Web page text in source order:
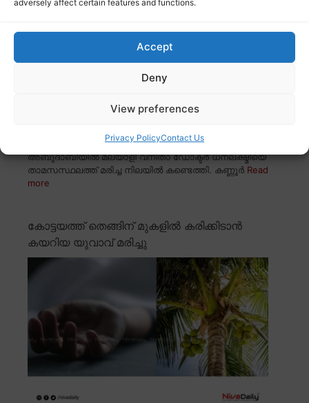
adversely affect certain features and functions.
Accept
Deny
View preferences
Privacy PolicyContact Us
അബുദാബിയിൽ മലയാളി വനിതാ ഡോക്ടർ ധനലക്ഷ്മിയെ
താമസസ്ഥലത്ത് മരിച്ച നിലയിൽ കണ്ടെത്തി. കണ്ണൂർ Read
more
കോട്ടയത്ത് തെങ്ങിന് മുകളിൽ കരിക്കിടാൻ
കയറിയ യുവാവ് മരിച്ചു